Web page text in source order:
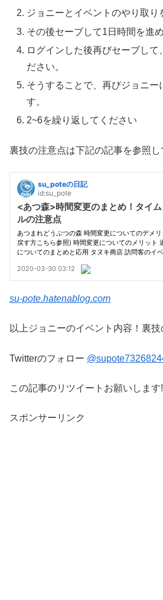
ジョニーとイベントのやり取り
その後セーブして1日時間を進め
ログインした後再びセーブして
ださい。
そうすることで、再びジョニー
す。
2~6を繰り返してください
裏技の注意点は下記の記事を参照し
su-pote.hatenablog.com
以上ジョニーのイベント内容！裏技
Twitterのフォロー
この記事のリツイートお願いします!
スポンサーリンク